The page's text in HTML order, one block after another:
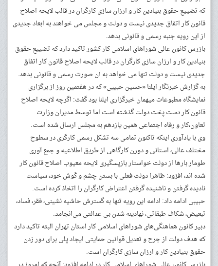
که تضییع حقوق بنیادین کار و ارزان سازی کارگران در قالب لایحه اصلاح
قانون کار اتفاق جدیدی نیست و دولت و مجلس می خواهند به ابعاد جدیدی
از این رویه جنبه رسمی و قانونی بدهد.
بازرس کانون عالی شوراهای اسلامی کار کشور تاکید دارد که تضییع حقوق
بنیادین کار و ارزان سازی کارگران در قالب لایحه اصلاح قانون کار اتفاق
جدیدی نیست و دولت تنها می خواهد به آن صورت رسمی و قانونی بدهد.
به گزارش خبرنگار ایلنا «حسین حبیبی» که در هفتمین روز از برگزاری
نمایشگاه مطبوعات میهمان خبرگزاری ایلنا بود گفت: اگرچه لایحه اصلاح
قانون کار دست پخت دولت گذشته است اما توسط مدیران وزارت
تعاون،کار و رفاه اجتماعی همین یازدهم به مجلس ارسال شده است.
وی با یادآوری اینکه تاکنون تمامی سه تشکل رسمی کارگری در سطوح
مختلف عالی، استانی و دورن کارگاهی از طریق اطلاعیه و جمع آوری
طومار بارها از دولت خواستار بازپسگیری لایحه معیوب اصلاح قانون کار
شده اند، افزود: ظاهرا دولت فعلی با بستن چشم و گوش خود، سیاست
نادیده گرفتن و ناشنیده گرفتن اعتراض کارگران را اتخاذ کرده است.
حبیبی ادامه داد: ادامه این رویه تنها به گسترش حاشیه نشینی، فقر، فساد،
تبعیض، شکاف طبقاتی، نهادینه شدن بی عدالتی می‌انجامد.
دبیر کانون هماهنگی‌های شوراهای اسلامی کار استان تهران البته تاکید دارد
که هدف دولت از جرح و تعدیل قوانین حمایتی ایجاد پلی برای دور زدن
حقوق بنیادین کار و ارزان سازی کارگران است.